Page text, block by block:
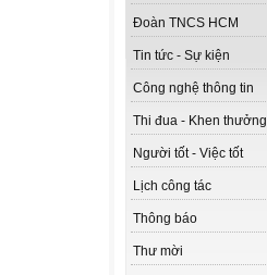
Đoàn TNCS HCM
Tin tức - Sự kiện
Công nghệ thông tin
Thi đua - Khen thưởng
Người tốt - Việc tốt
Lịch công tác
Thông báo
Thư mời